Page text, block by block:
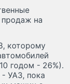
на
которому
годом - 26%).
УАЗ, пока